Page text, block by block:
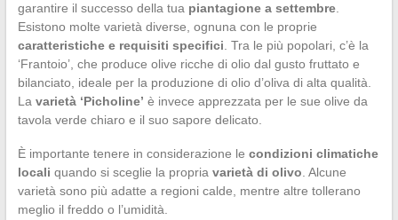
garantire il successo della tua piantagione a settembre.
Esistono molte varietà diverse, ognuna con le proprie
caratteristiche e requisiti specifici. Tra le più popolari, c’è la
‘Frantoio’, che produce olive ricche di olio dal gusto fruttato e
bilanciato, ideale per la produzione di olio d’oliva di alta qualità.
La varietà ‘Picholine’ è invece apprezzata per le sue olive da
tavola verde chiaro e il suo sapore delicato.
È importante tenere in considerazione le condizioni climatiche
locali quando si sceglie la propria varietà di olivo. Alcune
varietà sono più adatte a regioni calde, mentre altre tollerano
meglio il freddo o l’umidità.